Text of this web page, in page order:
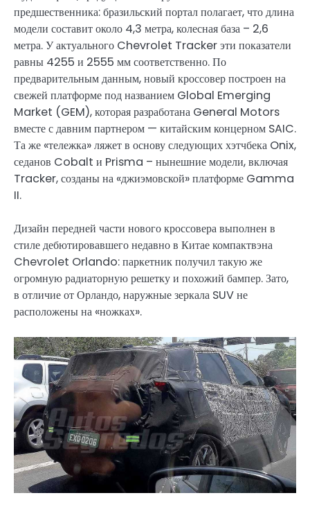
предшественника: бразильский портал полагает, что длина
модели составит около 4,3 метра, колесная база – 2,6
метра. У актуального Chevrolet Tracker эти показатели
равны 4255 и 2555 мм соответственно. По
предварительным данным, новый кроссовер построен на
свежей платформе под названием Global Emerging
Market (GEM), которая разработана General Motors
вместе с давним партнером — китайским концерном SAIC.
Та же «тележка» ляжет в основу следующих хэтчбека Onix,
седанов Cobalt и Prisma – нынешние модели, включая
Tracker, созданы на «джиэмовской» платформе Gamma
II.
Дизайн передней части нового кроссовера выполнен в
стиле дебютировавшего недавно в Китае компактвэна
Chevrolet Orlando: паркетник получил такую же
огромную радиаторную решетку и похожий бампер. Зато,
в отличие от Орландо, наружные зеркала SUV не
расположены на «ножках».